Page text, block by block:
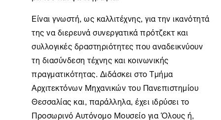
Είναι γνωστή, ως καλλιτέχνης, για την ικανότητά
της να διερευνά συνεργατικά πρότζεκτ και
συλλογικές δραστηριότητες που αναδεικνύουν
τη διασύνδεση τέχνης και κοινωνικής
πραγματικότητας. Διδάσκει στο Τμήμα
Αρχιτεκτόνων Μηχανικών του Πανεπιστημίου
Θεσσαλίας και, παράλληλα, έχει ιδρύσει το
Προσωρινό Αυτόνομο Μουσείο για Όλους ή,